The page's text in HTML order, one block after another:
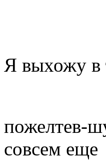
Я выхожу в
пожелтев-
совсем еще